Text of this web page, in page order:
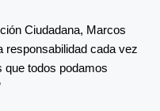
Ciudadana, Marcos
responsabilidad cada vez
que todos podamos